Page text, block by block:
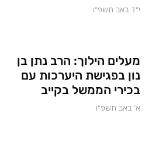
י״ד באב תשפ״ו
מעלים הילוך: הרב נתן בן
נון בפגישת היערכות עם
בכירי הממשל בקייב
א׳ באב תשפ״ו